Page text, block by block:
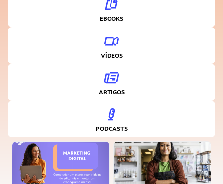
EBOOKS
VÍDEOS
ARTIGOS
PODCASTS